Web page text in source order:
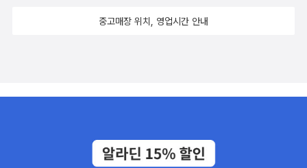
s/articleView.html?idxno=80955.
중고매장 위치, 영업시간 안내